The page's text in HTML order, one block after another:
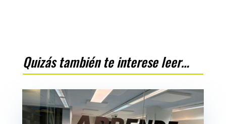
Quizás también te interese leer…